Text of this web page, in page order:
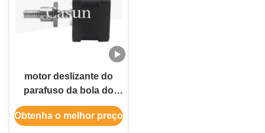
motor deslizante do
parafuso da bola do
NEMA 17 de 42x42mm
com o motor do atuador
Obtenha o melhor preço